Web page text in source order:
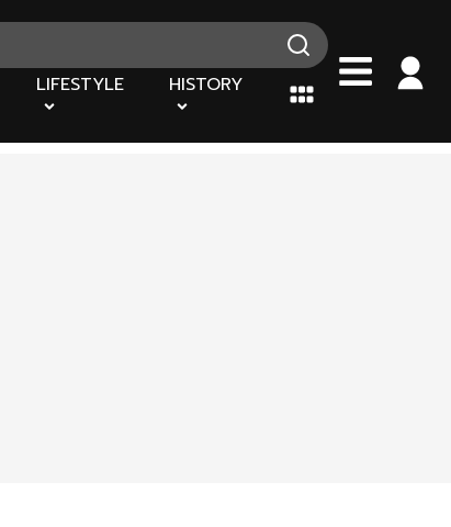
LIFESTYLE HISTORY